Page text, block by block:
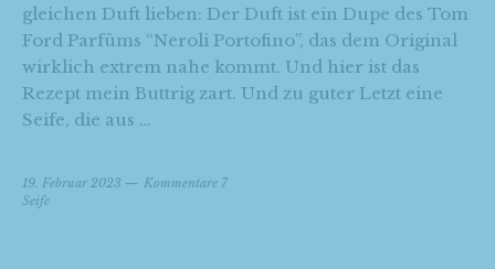
gleichen Duft lieben: Der Duft ist ein Dupe des Tom
Ford Parfüms “Neroli Portofino”, das dem Original
wirklich extrem nahe kommt. Und hier ist das
Rezept mein Buttrig zart. Und zu guter Letzt eine
Seife, die aus …
19. Februar 2023
Kommentare 7
Seife